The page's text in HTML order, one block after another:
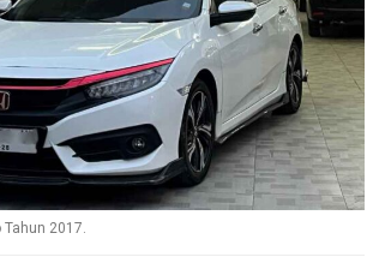
Tahun 2017.